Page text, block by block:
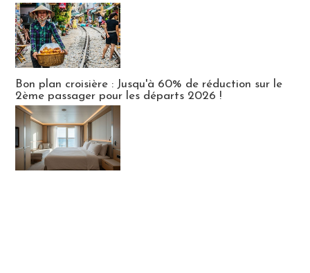
Bon plan croisière : Jusqu'à 60% de réduction sur le
2ème passager pour les départs 2026 !